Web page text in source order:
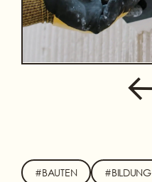
#BAUTEN #BILDUNG